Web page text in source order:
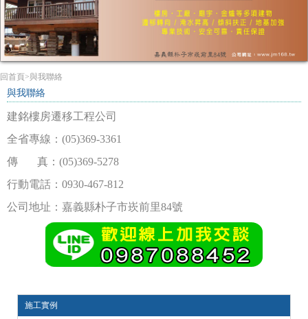
回首頁>與我聯絡
與我聯絡
建銘樓房遷移工程公司
全省專線：(05)369-3361
傳 真：(05)369-5278
行動電話：0930-467-812
公司地址：嘉義縣朴子市崁前里84號
施工實例